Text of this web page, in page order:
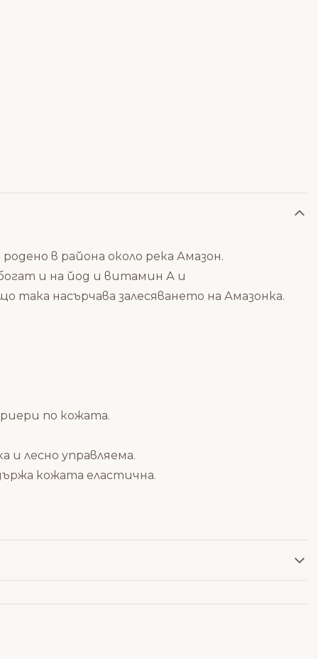
в района около река Амазон.
и на йод и витамин А и
насърчава залесяването на Амазонка.
по кожата.
и лесно управляема.
кожата еластична.